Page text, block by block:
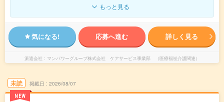
もっと見る
気になる! 応募へ進む 詳しく見る
派遣会社 マンパワーグループ株式会社 ケアサービス事業部 （医療福祉介護関連）
未読
NEW
掲載日 2026/08/07